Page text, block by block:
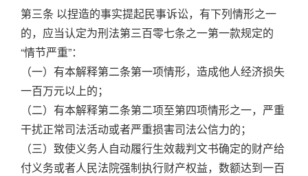
第三条 以捏造的事实提起民事诉讼，有下列情形之一
的，应当认定为刑法第三百零七条之一第一款规定的
“情节严重”：
（一）有本解释第二条第一项情形，造成他人经济损失
一百万元以上的；
（二）有本解释第二条第二项至第四项情形之一，严重
干扰正常司法活动或者严重损害司法公信力的；
（三）致使义务人自动履行生效裁判文书确定的财产给
付义务或者人民法院强制执行财产权益，数额达到一百